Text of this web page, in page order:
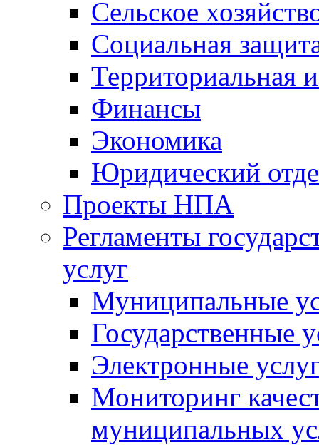
Сельское
Социальная
Территориальная
Финансы
Экономика
Юридический
Проекты НПА
Регламенты
услуг
Муниципальные
Государственные
Электронные
Мониторинг
муниципальных